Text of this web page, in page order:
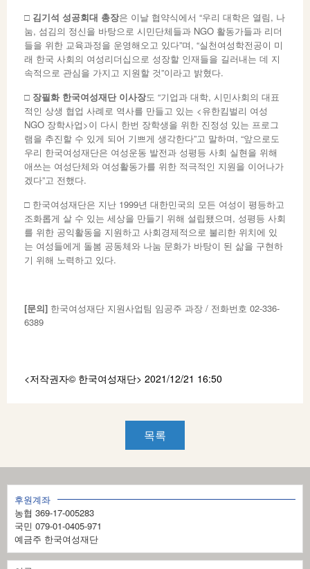
□ 김기석 성공회대 총장은 이날 협약식에서 “우리 대학은 열림, 나
눔, 섬김의 정신을 바탕으로 시민단체들과 NGO 활동가들과 리더
들을 위한 교육과정을 운영해오고 있다”며, “실천여성학전공이 미
래 한국 사회의 여성리더십으로 성장할 인재들을 길러내는 데 지
속적으로 관심을 가지고 지원할 것”이라고 밝혔다.
□ 장필화 한국여성재단 이사장도 “기업과 대학, 시민사회의 대표
적인 상생 협업 사례로 역사를 만들고 있는 <유한킴벌리 여성
NGO 장학사업>이 다시 한번 장학생을 위한 진정성 있는 프로그
램을 추진할 수 있게 되어 기쁘게 생각한다”고 말하며, “앞으로도
우리 한국여성재단은 여성운동 발전과 성평등 사회 실현을 위해
애쓰는 여성단체와 여성활동가를 위한 적극적인 지원을 이어나가
겠다”고 전했다.
□ 한국여성재단은 지난 1999년 대한민국의 모든 여성이 평등하고
조화롭게 살 수 있는 세상을 만들기 위해 설립됐으며, 성평등 사회
를 위한 공익활동을 지원하고 사회경제적으로 불리한 위치에 있
는 여성들에게 돌봄 공동체와 나눔 문화가 바탕이 된 삶을 구현하
기 위해 노력하고 있다.
[문의] 한국여성재단 지원사업팀 임공주 과장 / 전화번호 02-336-
6389
<저작권자© 한국여성재단> 2021/12/21 16:50
목록
후원계좌
농협 369-17-005283
국민 079-01-0405-971
예금주 한국여성재단